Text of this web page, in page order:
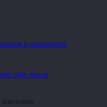
e pagamento
stile riesce